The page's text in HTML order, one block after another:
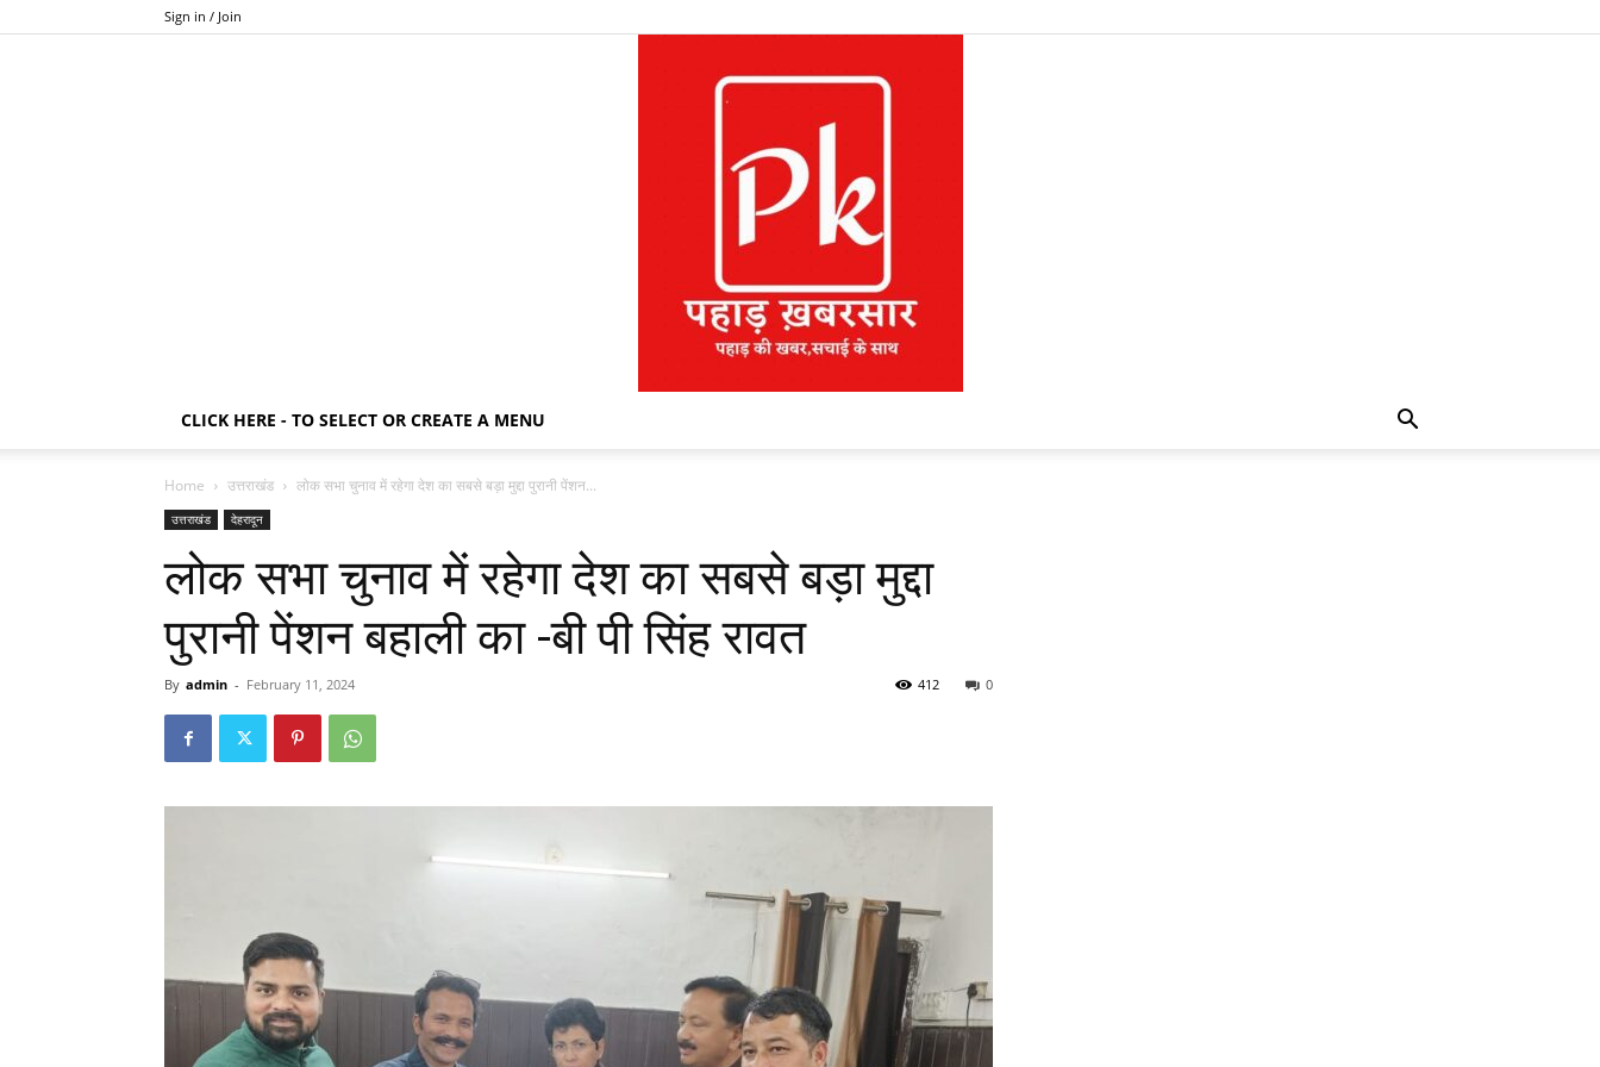
Sign in / Join
CLICK HERE - TO SELECT OR CREATE A MENU
Home उत्तराखंड लोक सभा चुनाव में रहेगा देश का सबसे बड़ा मुद्दा पुरानी पेंशन...
उत्तराखंड देहरादून
लोक सभा चुनाव में रहेगा देश का सबसे बड़ा मुद्दा
पुरानी पेंशन बहाली का -बी पी सिंह रावत
By admin - February 11, 2024 0
412